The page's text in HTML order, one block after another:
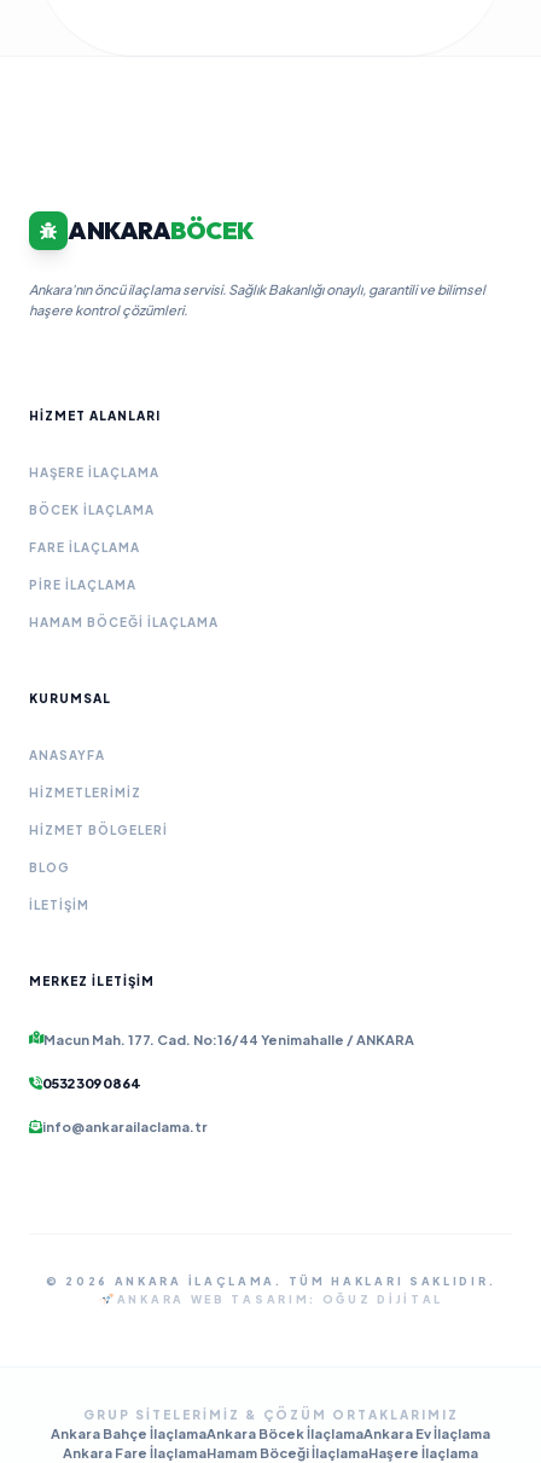
ANKARABÖCEK
Ankara'nın öncü ilaçlama servisi. Sağlık Bakanlığı onaylı, garantili ve bilimsel
haşere kontrol çözümleri.
HIZMET ALANLARI
HAŞERE İLAÇLAMA
BÖCEK İLAÇLAMA
FARE İLAÇLAMA
PIRE İLAÇLAMA
HAMAM BÖCEĞI İLAÇLAMA
KURUMSAL
ANASAYFA
HIZMETLERIMIZ
HIZMET BÖLGELERI
BLOG
İLETIŞIM
MERKEZ İLETIŞIM
Macun Mah. 177. Cad. No:16/44 Yenimahalle / ANKARA
0532 309 08 64
info@ankarailaclama.tr
© 2026 ANKARA İLAÇLAMA. TÜM HAKLARI SAKLIDIR.
ANKARA WEB TASARIM:
OĞUZ DIJITAL
GRUP SITELERIMIZ & ÇÖZÜM ORTAKLARIMIZ
Ankara Bahçe İlaçlamaAnkara Böcek İlaçlamaAnkara Ev İlaçlama
Ankara Fare İlaçlamaHamam Böceği İlaçlamaHaşere İlaçlama